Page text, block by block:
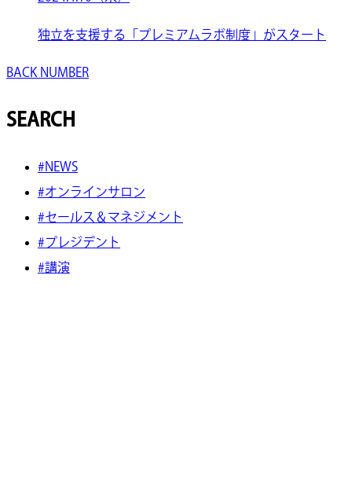
独立を支援する「プレミアムラボ制度」がスタート
BACK NUMBER
SEARCH
#NEWS
#オンラインサロン
#セールス＆マネジメント
#プレジデント
#講演